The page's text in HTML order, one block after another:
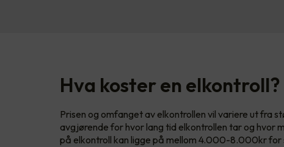
Hva koster en elkontroll?
Prisen og omfanget av elkontrollen vil variere ut fra
avgjørende for hvor lang tid elkontrollen tar og hvor
på elkontroll kan ligge på mellom 4.000-8.000kr for